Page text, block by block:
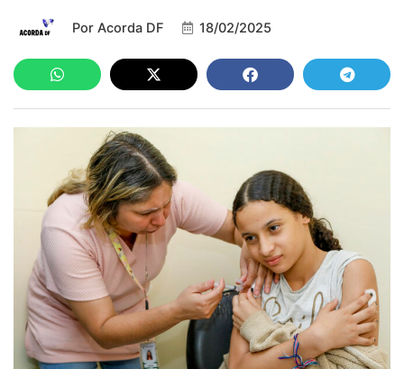
Por Acorda DF 18/02/2025